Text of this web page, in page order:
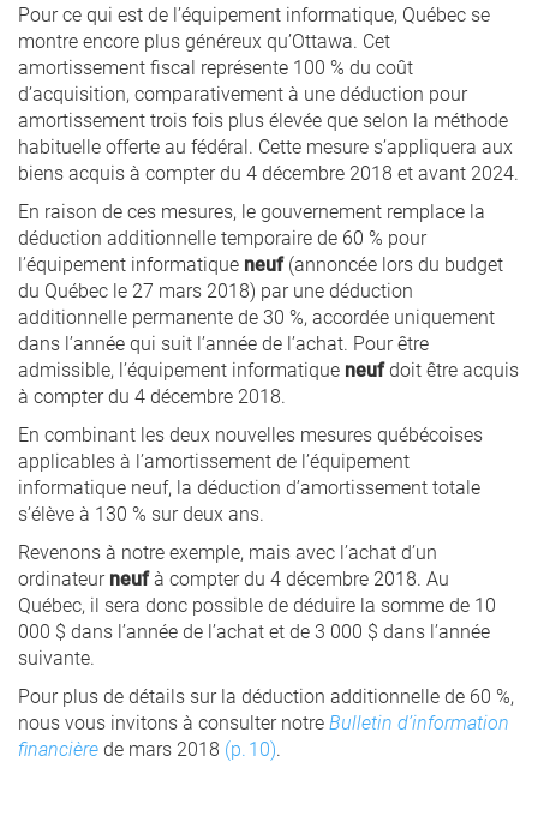
Pour ce qui est de l’équipement informatique, Québec se
montre encore plus généreux qu’Ottawa. Cet
amortissement fiscal représente 100 % du coût
d’acquisition, comparativement à une déduction pour
amortissement trois fois plus élevée que selon la méthode
habituelle offerte au fédéral. Cette mesure s’appliquera aux
biens acquis à compter du 4 décembre 2018 et avant 2024.
En raison de ces mesures, le gouvernement remplace la
déduction additionnelle temporaire de 60 % pour
l’équipement informatique neuf(annoncée lors du budget
du Québec le 27 mars 2018) par une déduction
additionnelle permanente de 30 %, accordée uniquement
dans l’année qui suit l’année de l’achat. Pour être
admissible, l’équipement informatique neufdoit être acquis
à compter du 4 décembre 2018.
En combinant les deux nouvelles mesures québécoises
applicables à l’amortissement de l’équipement
informatique neuf, la déduction d’amortissement totale
s’élève à 130 % sur deux ans.
Revenons à notre exemple, mais avec l’achat d’un
ordinateurneufà compter du 4 décembre 2018. Au
Québec, il sera donc possible de déduire la somme de 10
000 $ dans l’année de l’achat et de 3 000 $ dans l’année
suivante.
Pour plus de détails sur la déduction additionnelle de 60 %,
nous vous invitons à consulter notreBulletin d’information
financièrede mars 2018 (p. 10).